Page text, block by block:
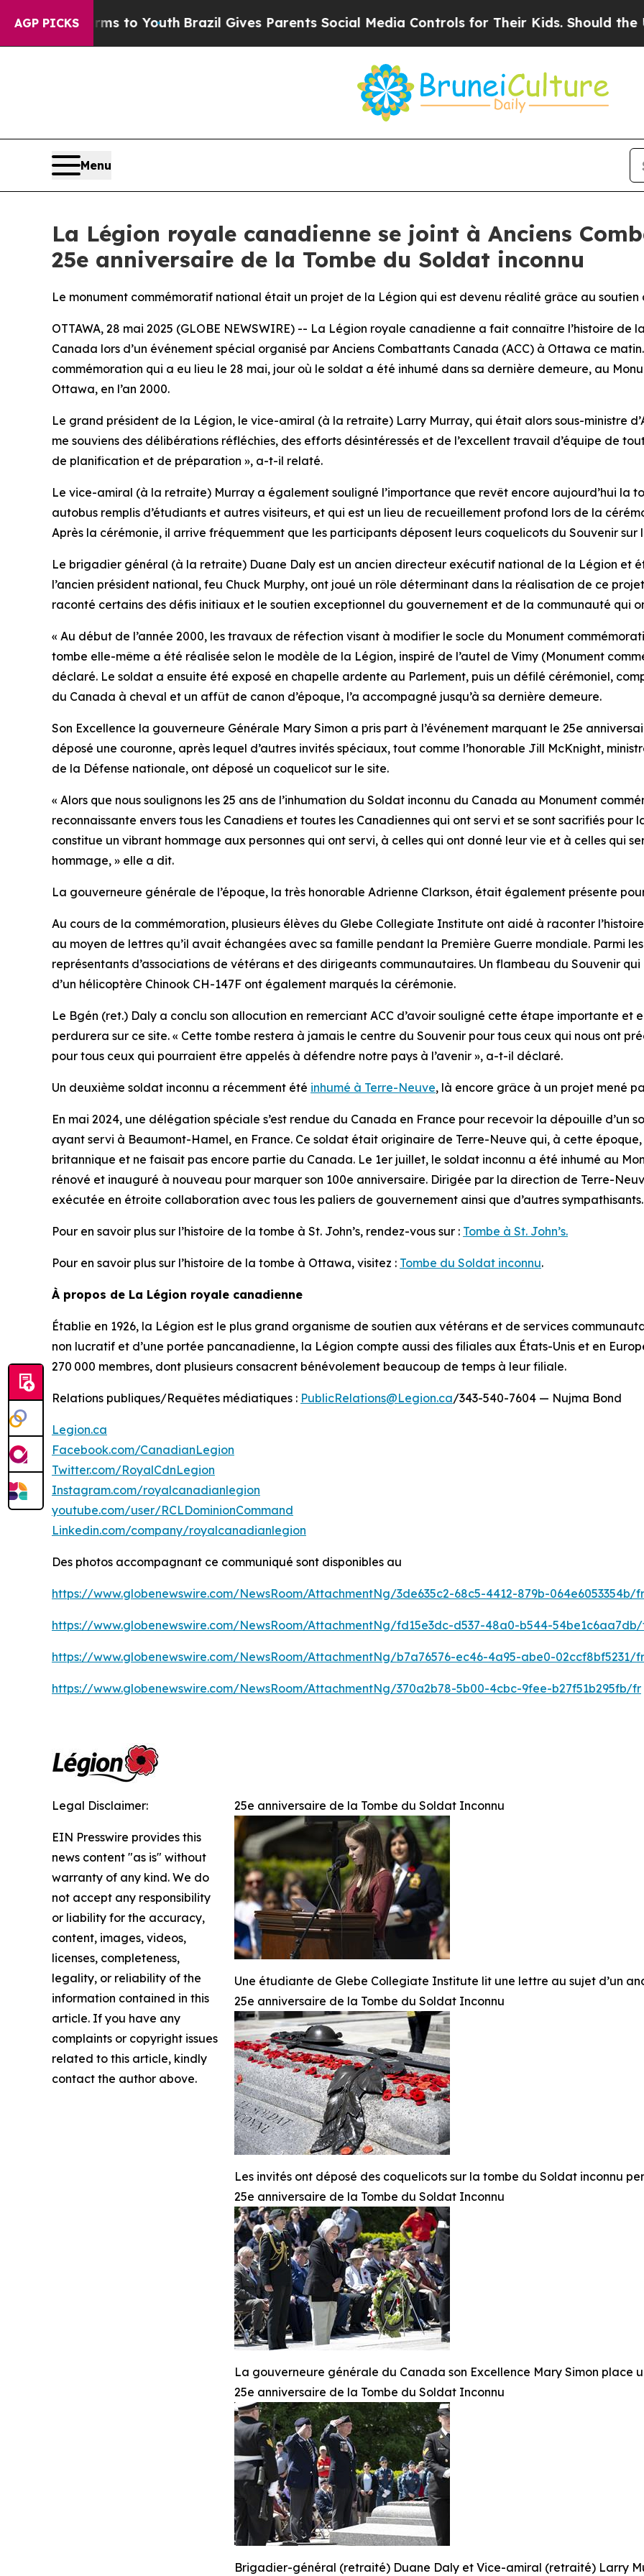
AGP PICKS
to Youth Brazil Gives Parents Social Media Controls for Their Kids. Should the US?The
Menu
La Légion royale canadienne se joint à Anciens
25e anniversaire de la Tombe du Soldat inconnu
Le monument commémoratif national était un projet de la Légion qui est devenu réalité grâce au
OTTAWA, 28 mai 2025 (GLOBE NEWSWIRE) -- La Légion royale canadienne a fait connaître l’histoire
Canada lors d’un événement spécial organisé par Anciens Combattants Canada (ACC) à Ottawa ce
commémoration qui a eu lieu le 28 mai, jour où le soldat a été inhumé dans sa dernière demeure, au
Ottawa, en l’an 2000.
Le grand président de la Légion, le vice-amiral (à la retraite) Larry Murray, qui était alors sous-ministre
me souviens des délibérations réfléchies, des efforts désintéressés et de l’excellent travail d’équipe de
de planification et de préparation », a-t-il relaté.
Le vice-amiral (à la retraite) Murray a également souligné l’importance que revêt encore aujourd’hui la
autobus remplis d’étudiants et autres visiteurs, et qui est un lieu de recueillement profond lors de la
Après la cérémonie, il arrive fréquemment que les participants déposent leurs coquelicots du Souvenir sur
Le brigadier général (à la retraite) Duane Daly est un ancien directeur exécutif national de la Légion et
l’ancien président national, feu Chuck Murphy, ont joué un rôle déterminant dans la réalisation de ce
raconté certains des défis initiaux et le soutien exceptionnel du gouvernement et de la communauté qui
« Au début de l’année 2000, les travaux de réfection visant à modifier le socle du Monument
tombe elle-même a été réalisée selon le modèle de la Légion, inspiré de l’autel de Vimy (Monument
déclaré. Le soldat a ensuite été exposé en chapelle ardente au Parlement, puis un défilé cérémoniel,
du Canada à cheval et un affût de canon d’époque, l’a accompagné jusqu’à sa dernière demeure.
Son Excellence la gouverneure Générale Mary Simon a pris part à l’événement marquant le 25e
déposé une couronne, après lequel d’autres invités spéciaux, tout comme l’honorable Jill McKnight,
de la Défense nationale, ont déposé un coquelicot sur le site.
« Alors que nous soulignons les 25 ans de l’inhumation du Soldat inconnu du Canada au Monument
reconnaissante envers tous les Canadiens et toutes les Canadiennes qui ont servi et se sont sacrifiés
constitue un vibrant hommage aux personnes qui ont servi, à celles qui ont donné leur vie et à celles qui
hommage, » elle a dit.
La gouverneure générale de l’époque, la très honorable Adrienne Clarkson, était également présente
Au cours de la commémoration, plusieurs élèves du Glebe Collegiate Institute ont aidé à raconter
au moyen de lettres qu’il avait échangées avec sa famille pendant la Première Guerre mondiale. Parmi
représentants d’associations de vétérans et des dirigeants communautaires. Un flambeau du Souvenir
d’un hélicoptère Chinook CH-147F ont également marqués la cérémonie.
Le Bgén (ret.) Daly a conclu son allocution en remerciant ACC d’avoir souligné cette étape importante et
perdurera sur ce site. « Cette tombe restera à jamais le centre du Souvenir pour tous ceux qui nous ont
pour tous ceux qui pourraient être appelés à défendre notre pays à l’avenir », a-t-il déclaré.
Un deuxième soldat inconnu a récemment été inhumé à Terre-Neuve, là encore grâce à un projet mené
En mai 2024, une délégation spéciale s’est rendue du Canada en France pour recevoir la dépouille d’un
ayant servi à Beaumont-Hamel, en France. Ce soldat était originaire de Terre-Neuve qui, à cette
britannique et ne faisait pas encore partie du Canada. Le 1er juillet, le soldat inconnu a été inhumé au
rénové et inauguré à nouveau pour marquer son 100e anniversaire. Dirigée par la direction de Terre-
exécutée en étroite collaboration avec tous les paliers de gouvernement ainsi que d’autres sympathisants.
Pour en savoir plus sur l’histoire de la tombe à St. John’s, rendez-vous sur : Tombe à St. John’s.
Pour en savoir plus sur l’histoire de la tombe à Ottawa, visitez : Tombe du Soldat inconnu.
À propos de La Légion royale canadienne
Établie en 1926, la Légion est le plus grand organisme de soutien aux vétérans et de services
non lucratif et d’une portée pancanadienne, la Légion compte aussi des filiales aux États-Unis et en
270 000 membres, dont plusieurs consacrent bénévolement beaucoup de temps à leur filiale.
Relations publiques/Requêtes médiatiques : PublicRelations@Legion.ca/343-540-7604 — Nujma Bond
Legion.ca
Facebook.com/CanadianLegion
Twitter.com/RoyalCdnLegion
Instagram.com/royalcanadianlegion
youtube.com/user/RCLDominionCommand
Linkedin.com/company/royalcanadianlegion
Des photos accompagnant ce communiqué sont disponibles au
https://www.globenewswire.com/NewsRoom/AttachmentNg/3de635c2-68c5-4412-879b-064e6053354b/fr
https://www.globenewswire.com/NewsRoom/AttachmentNg/fd15e3dc-d537-48a0-b544-
https://www.globenewswire.com/NewsRoom/AttachmentNg/b7a76576-ec46-4a95-abe0-02ccf8bf5231/fr
https://www.globenewswire.com/NewsRoom/AttachmentNg/370a2b78-5b00-4cbc-9fee-b27f51b295fb/fr
25e anniversaire de la Tombe du Soldat Inconnu
Une étudiante de Glebe Collegiate Institute lit une lettre au sujet d’un
25e anniversaire de la Tombe du Soldat Inconnu
Les invités ont déposé des coquelicots sur la tombe du Soldat inconnu
25e anniversaire de la Tombe du Soldat Inconnu
La gouverneure générale du Canada son Excellence Mary Simon place
25e anniversaire de la Tombe du Soldat Inconnu
Brigadier-général (retraité) Duane Daly et Vice-amiral (retraité) Larry
Legal Disclaimer:
EIN Presswire provides this
news content "as is" without
warranty of any kind. We do
not accept any responsibility
or liability for the accuracy,
content, images, videos,
licenses, completeness,
legality, or reliability of the
information contained in this
article. If you have any
complaints or copyright issues
related to this article, kindly
contact the author above.